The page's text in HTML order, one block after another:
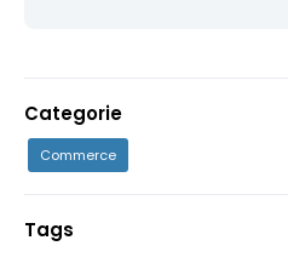
Categorie
Commerce
Tags